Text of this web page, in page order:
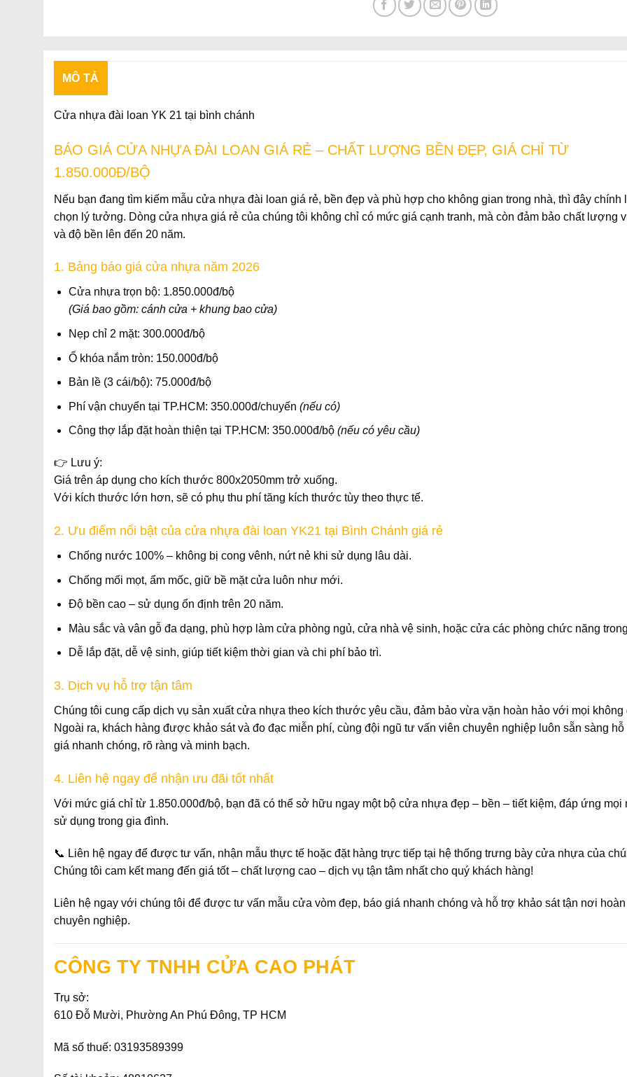
MÔ TẢ
Cửa nhựa đài loan YK 21 tại bình chánh
BÁO GIÁ CỬA NHỰA ĐÀI LOAN GIÁ RẺ – CHẤT LƯỢNG BỀN ĐẸP, GIÁ CHỈ TỪ
1.850.000Đ/BỘ
Nếu bạn đang tìm kiếm mẫu cửa nhựa đài loan giá rẻ, bền đẹp và phù hợp cho không gian trong nhà, thì đây chính
chọn lý tưởng. Dòng cửa nhựa giá rẻ của chúng tôi không chỉ có mức giá cạnh tranh, mà còn đảm bảo chất lượng
và độ bền lên đến 20 năm.
1. Bảng báo giá cửa nhựa năm 2026
Cửa nhựa trọn bộ: 1.850.000đ/bộ
(Giá bao gồm: cánh cửa + khung bao cửa)
Nẹp chỉ 2 mặt: 300.000đ/bộ
Ổ khóa nắm tròn: 150.000đ/bộ
Bản lề (3 cái/bộ): 75.000đ/bộ
Phí vận chuyển tại TP.HCM: 350.000đ/chuyến (nếu có)
Công thợ lắp đặt hoàn thiện tại TP.HCM: 350.000đ/bộ (nếu có yêu cầu)
👉 Lưu ý:
Giá trên áp dụng cho kích thước 800x2050mm trở xuống.
Với kích thước lớn hơn, sẽ có phụ thu phí tăng kích thước tùy theo thực tế.
2. Ưu điểm nổi bật của cửa nhựa đài loan YK21 tại Bình Chánh giá rẻ
Chống nước 100%– không bị cong vênh, nứt nẻ khi sử dụng lâu dài.
Chống mối mọt, ẩm mốc, giữ bề mặt cửa luôn như mới.
Độ bền cao– sử dụng ổn định trên 20 năm.
Màu sắc và vân gỗ đa dạng, phù hợp làm cửa phòng ngủ, cửa nhà vệ sinh, hoặc cửa các phòng chức năng
Dễ lắp đặt, dễ vệ sinh, giúp tiết kiệm thời gian và chi phí bảo trì.
3. Dịch vụ hỗ trợ tận tâm
Chúng tôi cung cấp dịch vụ sản xuất cửa nhựa theo kích thước yêu cầu, đảm bảo vừa vặn hoàn hảo với mọi không
Ngoài ra, khách hàng được khảo sát và đo đạc miễn phí, cùng đội ngũ tư vấn viên chuyên nghiệp luôn sẵn sàng hỗ
giá nhanh chóng, rõ ràng và minh bạch.
4. Liên hệ ngay để nhận ưu đãi tốt nhất
Với mức giá chỉ từ 1.850.000đ/bộ, bạn đã có thể sở hữu ngay một bộ cửa nhựa đẹp – bền – tiết kiệm, đáp ứng mọi
sử dụng trong gia đình.
📞 Liên hệ ngay để được tư vấn, nhận mẫu thực tế hoặc đặt hàng trực tiếp tại hệ thống trưng bày cửa nhựa của
Chúng tôi cam kết mang đến giá tốt – chất lượng cao – dịch vụ tận tâm nhấtcho quý khách hàng!
Liên hệ ngay với chúng tôi để được tư vấn mẫu cửa vòm đẹp, báo giá nhanh chóng và hỗ trợ khảo sát tận nơi hoàn
chuyên nghiệp.
CÔNG TY TNHH CỬA CAO PHÁT
Trụ sở:
610 Đỗ Mười, Phường An Phú Đông, TP HCM
Mã số thuế: 03193589399